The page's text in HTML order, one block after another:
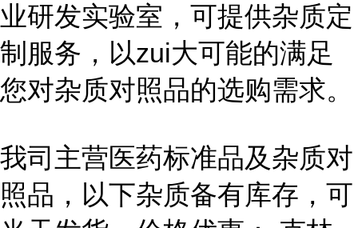
业研发实验室，可提供杂质定
制服务，以zui大可能的满足
您对杂质对照品的选购需求。
我司主营医药标准品及杂质对
照品，以下杂质备有库存，可